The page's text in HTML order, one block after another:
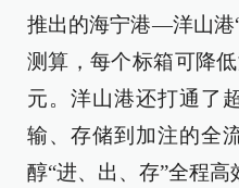
推出的海宁港—洋山港
测算，每个标箱可降
元。洋山港还打通了
输、存储到加注的全
醇“进、出、存”全程高